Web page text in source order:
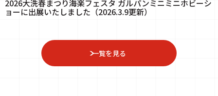
2026大洗春まつり海楽フェスタ ガルパンミニミニホビーシ
ョーに出展いたしました（2026.3.9更新）
一覧を見る